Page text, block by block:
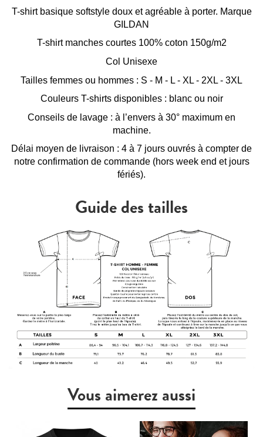
T-shirt basique softstyle doux et agréable à porter. Marque
GILDAN
T-shirt manches courtes 100% coton 150g/m2
Col Unisexe
Tailles femmes ou hommes : S - M - L - XL - 2XL - 3XL
Couleurs T-shirts disponibles : blanc ou noir
Conseils de lavage : à l’envers à 30° maximum en
machine.
Délai moyen de livraison : 4 à 7 jours ouvrés à compter de
notre confirmation de commande (hors week end et jours
fériés).
Guide des tailles
Vous aimerez aussi